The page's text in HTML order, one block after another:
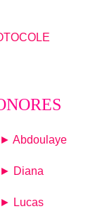
Abdoulaye
Diana
Lucas